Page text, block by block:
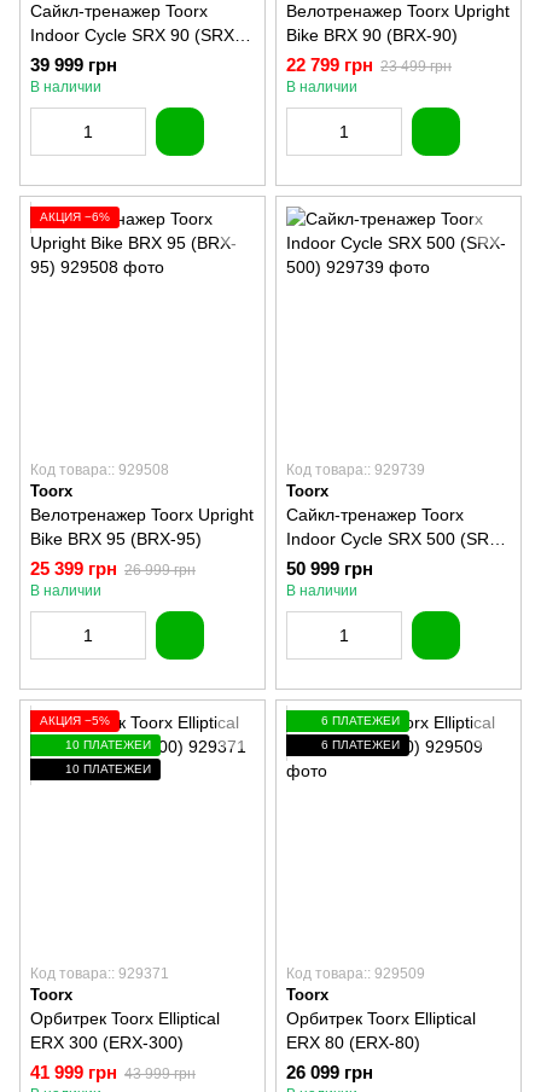
Сайкл-тренажер Toorx
Indoor Cycle SRX 90 (SRX-
90)
39 999 грн
В наличии
Велотренажер Toorx Upright
Bike BRX 90 (BRX-90)
22 799 грн 23 499 грн
В наличии
АКЦИЯ −6%
Код товара:: 929508
Toorx
Велотренажер Toorx Upright
Bike BRX 95 (BRX-95)
25 399 грн 26 999 грн
В наличии
Код товара:: 929739
Toorx
Сайкл-тренажер Toorx
Indoor Cycle SRX 500 (SRX-
500)
50 999 грн
В наличии
АКЦИЯ −5%
10 ПЛАТЕЖЕЙ
10 ПЛАТЕЖЕЙ
Код товара:: 929371
Toorx
Орбитрек Toorx Elliptical
ERX 300 (ERX-300)
41 999 грн 43 999 грн
6 ПЛАТЕЖЕЙ
6 ПЛАТЕЖЕЙ
Код товара:: 929509
Toorx
Орбитрек Toorx Elliptical
ERX 80 (ERX-80)
26 099 грн